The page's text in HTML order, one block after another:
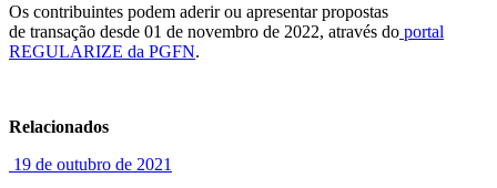
Os contribuintes podem aderir ou apresentar propostas
de transação desde 01 de novembro de 2022, através do portal
REGULARIZE da PGFN.
Relacionados
19 de outubro de 2021